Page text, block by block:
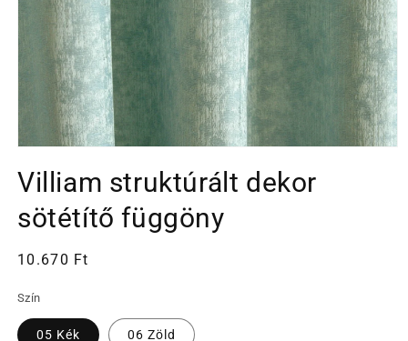
megnyitása
modális
párbeszédpanelen
Villiam struktúrált dekor
sötétítő függöny
Normál
10.670 Ft
Szín
05 Kék 06 Zöld